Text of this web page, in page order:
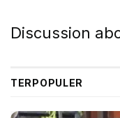
2035, Kemenperin
empat mencapai 1
“Produksi KBLBB
menghemat
Discussion
TERPOPULER